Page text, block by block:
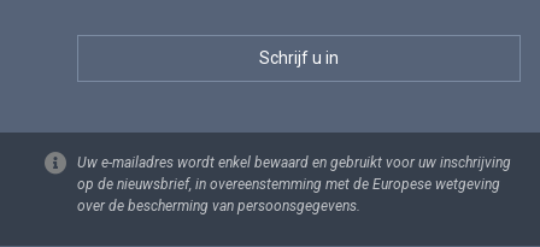
Uw e-mailadres wordt enkel bewaard en gebruikt voor uw inschrijving
op de nieuwsbrief, in overeenstemming met de Europese wetgeving
over de bescherming van persoonsgegevens.